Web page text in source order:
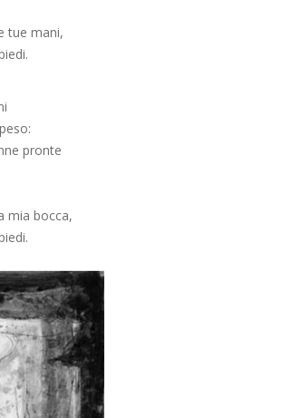
tue mani,
pronte
mia bocca,